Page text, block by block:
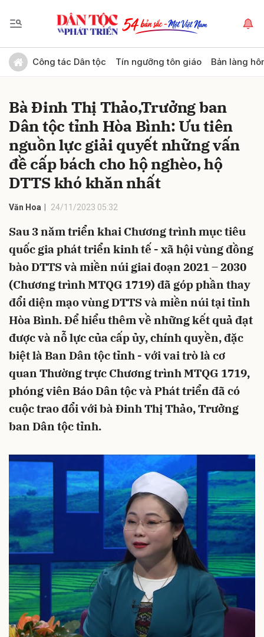
Công tác Dân tộc Tín ngưỡng tôn giáo Bản làng
Bà Đinh Thị Thảo,Trưởng ban
Dân tộc tỉnh Hòa Bình: Ưu tiên
nguồn lực giải quyết những vấn
đề cấp bách cho hộ nghèo, hộ
DTTS khó khăn nhất
Văn Hoa 24/11/2023 05:32
Sau 3 năm triển khai Chương trình mục tiêu
quốc gia phát triển kinh tế - xã hội vùng đồng
bào DTTS và miền núi giai đoạn 2021 – 2030
(Chương trình MTQG 1719) đã góp phần thay
đổi diện mạo vùng DTTS và miền núi tại tỉnh
Hòa Bình. Để hiểu thêm về những kết quả đạt
được và nỗ lực của cấp ủy, chính quyền, đặc
biệt là Ban Dân tộc tỉnh - với vai trò là cơ
quan Thường trực Chương trình MTQG 1719,
phóng viên Báo Dân tộc và Phát triển đã có
cuộc trao đổi với bà Đinh Thị Thảo, Trưởng
ban Dân tộc tỉnh.
Gửi bình luận